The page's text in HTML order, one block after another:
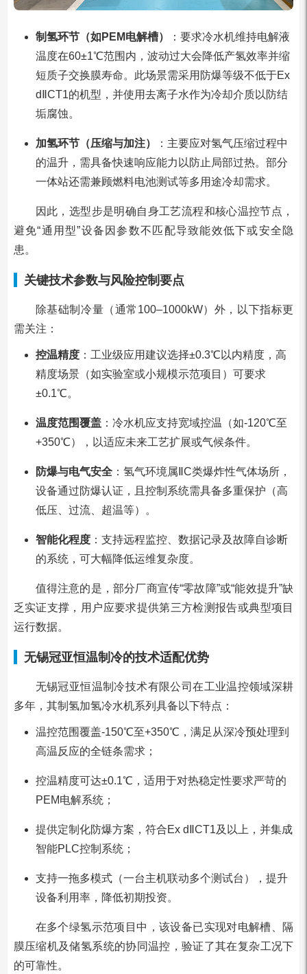
制氢环节（如PEM电解槽）
：要求冷水机维持电解液
温度在60±1℃范围内，波动过大会降低产氢效率并缩
短质子交换膜寿命。此场景需采用防爆等级不低于Ex
dⅡCT1的机型，并使用去离子水作为冷却介质以防结
垢腐蚀。
加氢环节（压缩与加注）
：主要应对氢气压缩过程中
的温升，需具备快速响应能力以防止局部过热。部分
一体站还需兼顾燃料电池测试等多用途冷却需求。
因此，选型步是明确自身工艺流程和核心温控节点，
避免“通用型”设备因参数不匹配导致能效低下或安全隐
患。
关键技术参数与风险控制要点
除基础制冷量（通常100–1000kW）外，以下指标更
需关注：
控温精度：工业级应用建议选择±0.3℃以内精度，高
精度场景（如实验室或小规模示范项目）可要求
±0.1℃。
温度范围覆盖：冷水机应支持宽域控温（如-120℃至
+350℃），以适应未来工艺扩展或气候条件。
防爆与电气安全：氢气环境属ⅡC类爆炸性气体场所，
设备通过防爆认证，且控制系统需具备多重保护（高
低压、过流、超温等）。
智能化程度：支持远程监控、数据记录及故障自诊断
的系统，可大幅降低运维复杂度。
值得注意的是，部分厂商宣传“零故障”或“能效提升”缺
乏实证支撑，用户应要求提供第三方检测报告或典型项目
运行数据。
无锡冠亚恒温制冷的技术适配优势
无锡冠亚恒温制冷技术有限公司在工业温控领域深耕
多年，其制氢加氢冷水机系列具备以下特点：
温控范围覆盖-150℃至+350℃，满足从深冷预处理到
高温反应的全链条需求；
控温精度可达±0.1℃，适用于对热稳定性要求严苛的
PEM电解系统；
提供定制化防爆方案，符合Ex dⅡCT1及以上，并集成
智能PLC控制系统；
支持一拖多模式（一台主机联动多个测试台），提升
设备利用率，降低初期投资。
在多个绿氢示范项目中，该设备已实现对电解槽、隔
膜压缩机及储氢系统的协同温控，验证了其在复杂工况下
的可靠性。